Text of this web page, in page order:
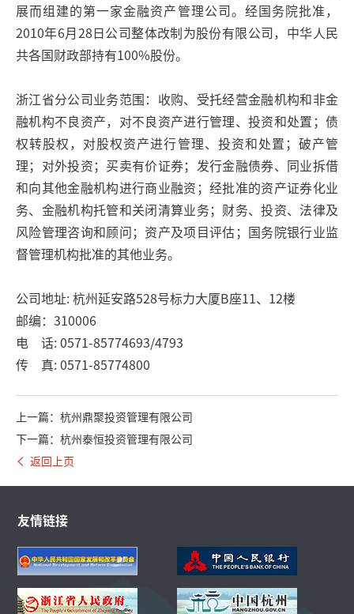
展而组建的第一家金融资产管理公司。经国务院批准，
2010年6月28日公司整体改制为股份有限公司，中华人民
共各国财政部持有100%股份。
浙江省分公司业务范围：收购、受托经营金融机构和非金
融机构不良资产，对不良资产进行管理、投资和处置；债
权转股权，对股权资产进行管理、投资和处置；破产管
理；对外投资；买卖有价证券；发行金融债券、同业拆借
和向其他金融机构进行商业融资；经批准的资产证券化业
务、金融机构托管和关闭清算业务；财务、投资、法律及
风险管理咨询和顾问；资产及项目评估；国务院银行业监
督管理机构批准的其他业务。
公司地址: 杭州延安路528号标力大厦B座11、12楼
邮编：310006
电 话: 0571-85774693/4793
传 真: 0571-85774800
上一篇：杭州鼎聚投资管理有限公司
下一篇：杭州泰恒投资管理有限公司
返回上页
友情链接